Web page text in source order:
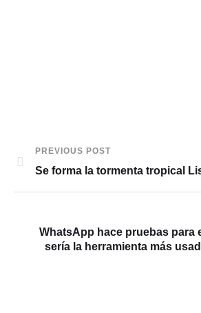
PREVIOUS POST
Se forma la tormenta tropical
WhatsApp hace pruebas para
sería la herramienta más